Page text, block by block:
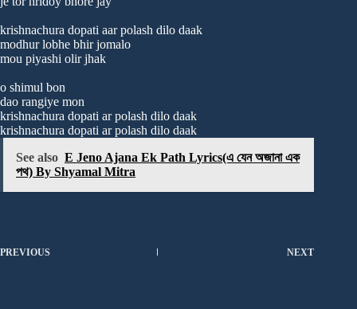
krishnachura dopati aar polash dilo daak
modhur lobhe bhir jomalo
mou piyashi olir jhak
o shimul bon
dao rangiye mon
krishnachura dopati ar polash dilo daak
krishnachura dopati ar polash dilo daak
See also E Jeno Ajana Ek Path Lyrics(এ যেন অজানা এক
পথ) By Shyamal Mitra
PREVIOUS NEXT